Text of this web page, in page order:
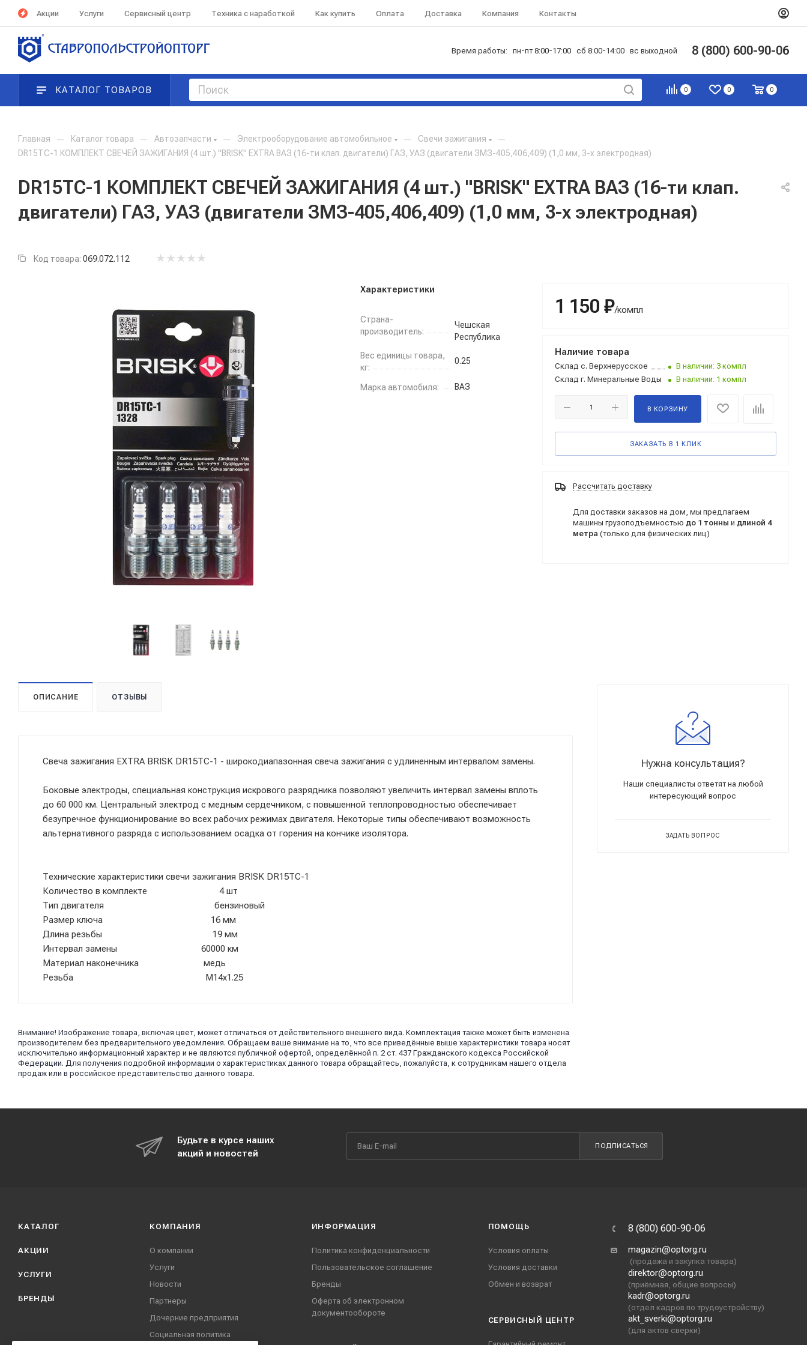
Акции Услуги Сервисный центр Техника с наработкой Как купить Оплата Доставка Компания Контакты
Время работы: пн-пт 8:00-17:00 сб 8:00-14:00 вс выходной 8 (800) 600-90-06
0 0 0
КАТАЛОГ ТОВАРОВ
Главная — Каталог товара — Автозапчасти — Электрооборудование автомобильное — Свечи зажигания —
DR15TC-1 КОМПЛЕКТ СВЕЧЕЙ ЗАЖИГАНИЯ (4 шт.) "BRISK" EXTRA ВАЗ (16-ти клап. двигатели) ГАЗ, УАЗ (двигатели ЗМЗ-405,406,409) (1,0 мм, 3-х электродная)
DR15TC-1 КОМПЛЕКТ СВЕЧЕЙ ЗАЖИГАНИЯ (4 шт.) "BRISK" EXTRA ВАЗ (16-ти клап.
двигатели) ГАЗ, УАЗ (двигатели ЗМЗ-405,406,409) (1,0 мм, 3-х электродная)
Код товара: 069.072.112
Характеристики
Страна-
производитель:
Чешская
Республика
Вес единицы товара,
кг:
0.25
Марка автомобиля: ВАЗ
1 150 ₽/компл
Наличие товара
Склад с. Верхнерусское
В наличии: 3 компл
Склад г. Минеральные Воды В наличии: 1 компл
В КОРЗИНУ
ЗАКАЗАТЬ В 1 КЛИК
Рассчитать доставку
Для доставки заказов на дом, мы предлагаем
машины грузоподъемностью до 1 тонны и длиной 4
метра (только для физических лиц)
ОПИСАНИЕ ОТЗЫВЫ
Свеча зажигания EXTRA BRISK DR15TC-1 - широкодиапазонная свеча зажигания с удлиненным интервалом замены.
Боковые электроды, специальная конструкция искрового разрядника позволяют увеличить интервал замены вплоть
до 60 000 км. Центральный электрод с медным сердечником, с повышенной теплопроводностью обеспечивает
безупречное функционирование во всех рабочих режимах двигателя. Некоторые типы обеспечивают возможность
альтернативного разряда с использованием осадка от горения на кончике изолятора.
Технические характеристики свечи зажигания BRISK DR15TC-1
Количество в комплекте 4 шт
Тип двигателя бензиновый
Размер ключа 16 мм
Длина резьбы 19 мм
Интервал замены 60000 км
Материал наконечника медь
Резьба M14x1.25
Внимание! Изображение товара, включая цвет, может отличаться от действительного внешнего вида. Комплектация также может быть изменена
производителем без предварительного уведомления. Обращаем ваше внимание на то, что все приведённые выше характеристики товара носят
исключительно информационный характер и не являются публичной офертой, определённой п. 2 ст. 437 Гражданского кодекса Российской
Федерации. Для получения подробной информации о характеристиках данного товара обращайтесь, пожалуйста, к сотрудникам нашего отдела
продаж или в российское представительство данного товара.
Нужна консультация?
Наши специалисты ответят на любой
интересующий вопрос
ЗАДАТЬ ВОПРОС
Будьте в курсе наших
акций и новостей
ПОДПИСАТЬСЯ
КАТАЛОГ
АКЦИИ
УСЛУГИ
БРЕНДЫ
КОМПАНИЯ
О компании
Услуги
Новости
Партнеры
Дочерние предприятия
Социальная политика
ИНФОРМАЦИЯ
Политика конфиденциальности
Пользовательское соглашение
Бренды
Оферта об электронном
документообороте
ПОМОЩЬ
Условия оплаты
Условия доставки
Обмен и возврат
СЕРВИСНЫЙ ЦЕНТР
8 (800) 600-90-06
magazin@optorg.ru
(продажа и закупка товара)
direktor@optorg.ru
(приёмная, общие вопросы)
kadr@optorg.ru
(отдел кадров по трудоустройству)
akt_sverki@optorg.ru
(для актов сверки)